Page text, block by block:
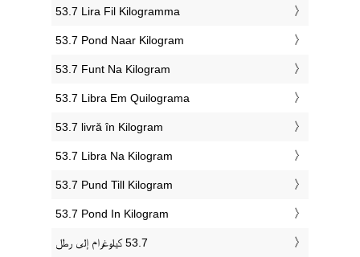
‎53.7 Lira Fil Kilogramma
‎53.7 Pond Naar Kilogram
‎53.7 Funt Na Kilogram
‎53.7 Libra Em Quilograma
‎53.7 livră în Kilogram
‎53.7 Libra Na Kilogram
‎53.7 Pund Till Kilogram
‎53.7 Pond In Kilogram